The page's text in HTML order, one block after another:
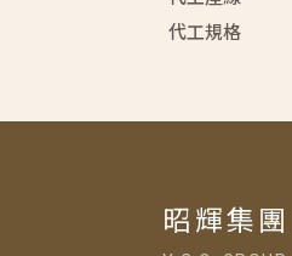
代工規格
昭輝集團